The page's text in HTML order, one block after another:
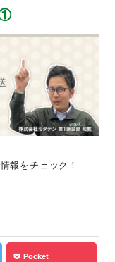
①
報をチェック！
Pocket